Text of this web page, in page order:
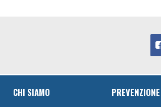
CHI SIAMO